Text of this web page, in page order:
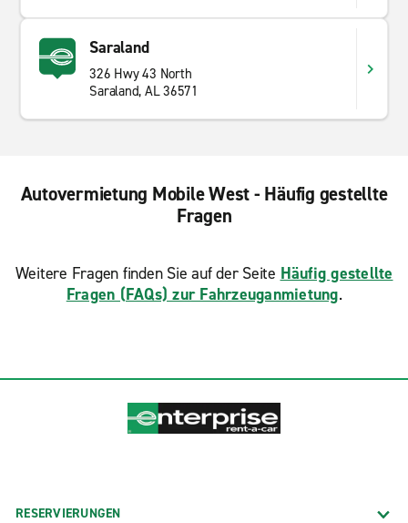
Saraland
326 Hwy 43 North
Saraland, AL 36571
Autovermietung Mobile West - Häufig gestellte
Fragen
Weitere Fragen finden Sie auf der Seite Häufig gestellte
Fragen (FAQs) zur Fahrzeuganmietung.
RESERVIERUNGEN